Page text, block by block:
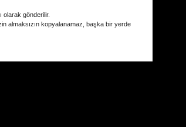
olarak gönderilir.
almaksızın kopyalanamaz, başka bir yerde